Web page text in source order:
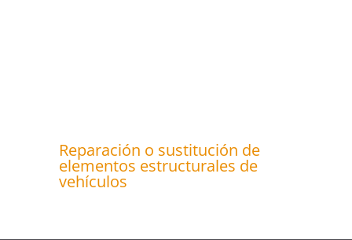
Reparación o sustitución de
elementos estructurales de
vehículos